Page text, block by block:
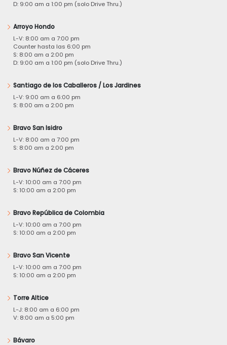
D: 9:00 am a 1:00 pm (solo Drive Thru.)
Arroyo Hondo
L-V: 8:00 am a 7:00 pm
Counter hasta las 6:00 pm
S: 8:00 am a 2:00 pm
D: 9:00 am a 1:00 pm (solo Drive Thru.)
Santiago de los Caballeros / Los Jardines
L-V: 9:00 am a 6:00 pm
S: 8:00 am a 2:00 pm
Bravo San Isidro
L-V: 8:00 am a 7:00 pm
S: 8:00 am a 2:00 pm
Bravo Núñez de Cáceres
L-V: 10:00 am a 7:00 pm
S: 10:00 am a 2:00 pm
Bravo República de Colombia
L-V: 10:00 am a 7:00 pm
S: 10:00 am a 2:00 pm
Bravo San Vicente
L-V: 10:00 am a 7:00 pm
S: 10:00 am a 2:00 pm
Torre Altice
L-J: 8:00 am a 6:00 pm
V: 8:00 am a 5:00 pm
Bávaro